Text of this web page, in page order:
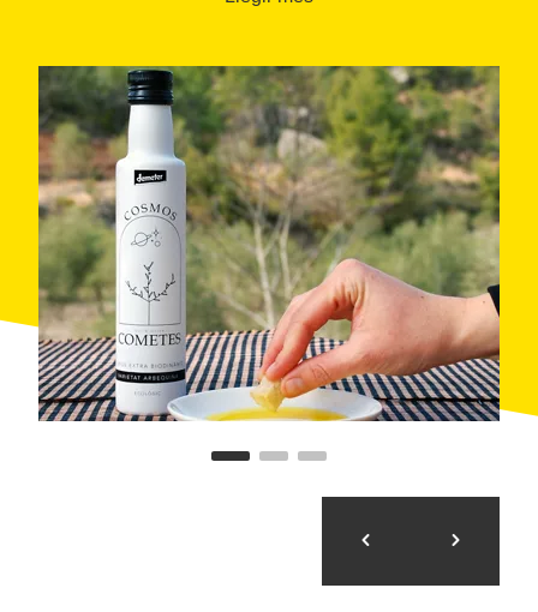
Opció vegeteriana i vegana disponible
(contactar i sol·licitar amb antel·lació una
vegada realitzada la reserva).